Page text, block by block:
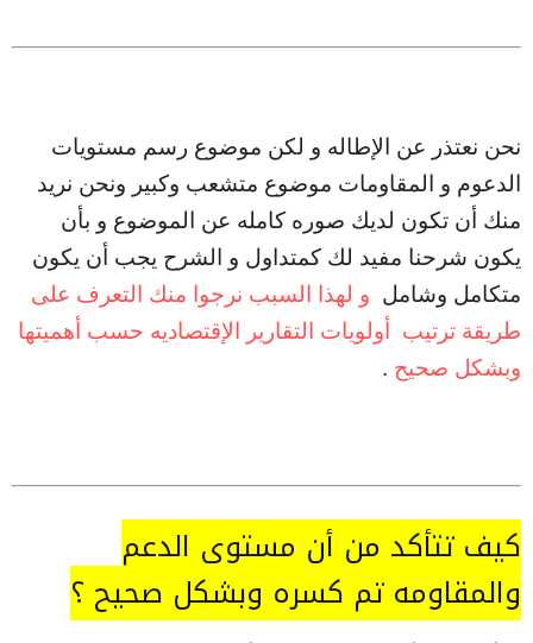
نحن نعتذر عن الإطاله و لكن موضوع رسم مستويات
الدعوم و المقاومات موضوع متشعب وكبير ونحن نريد
منك أن تكون لديك صوره كامله عن الموضوع و بأن
يكون شرحنا مفيد لك كمتداول و الشرح يجب أن يكون
متكامل وشامل و لهذا السبب نرجوا منك التعرف على
طريقة ترتيب أولويات التقارير الإقتصاديه حسب أهميتها
وبشكل صحيح .
كيف تتأكد من أن مستوى الدعم
والمقاومه تم كسره وبشكل صحيح ؟